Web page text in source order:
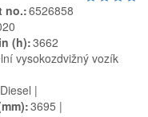
no. 6526858
(h) 3662
vysokozdvižný vozík
Diesel
3695